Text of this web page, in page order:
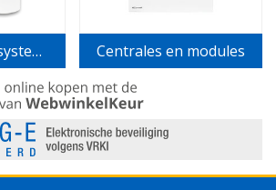
Meld- en alarmsystemen Centrales en modules